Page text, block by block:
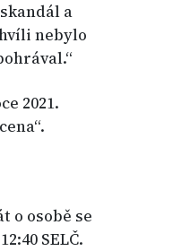
a
nebylo
2021.
o osobě se
SELČ.